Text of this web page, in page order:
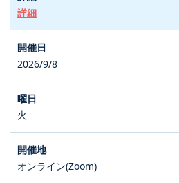
詳細
2026/9/8
火
オンライン(Zoom)